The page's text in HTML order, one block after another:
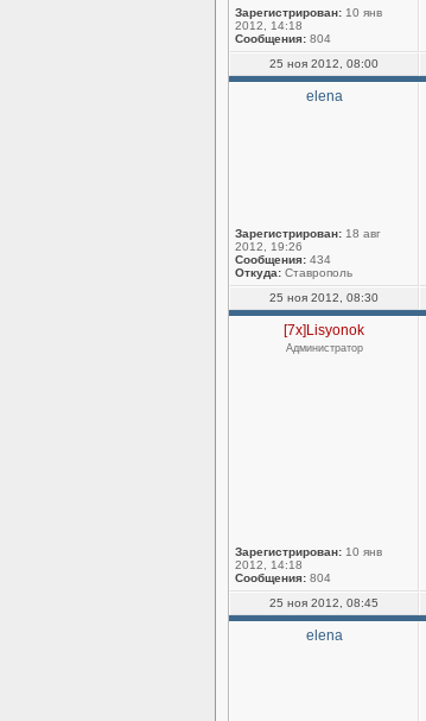
Зарегистрирован: 10 янв
2012, 14:18
Сообщения: 804
25 ноя 2012, 08:00
elena
Зарегистрирован: 18 авг
2012, 19:26
Сообщения: 434
Откуда: Ставрополь
25 ноя 2012, 08:30
[7x]Lisyonok
Администратор
Зарегистрирован: 10 янв
2012, 14:18
Сообщения: 804
25 ноя 2012, 08:45
elena